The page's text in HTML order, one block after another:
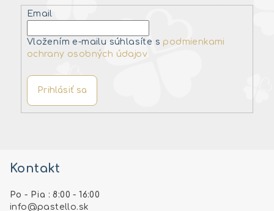
Email
Vložením e-mailu súhlasíte s podmienkami
ochrany osobných údajov
Prihlásiť sa
Kontakt
Po - Pia : 8:00 - 16:00
info @pastello.sk